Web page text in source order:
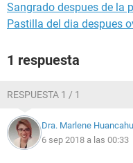
Sangrado despues de la
Pastilla del dia despues
1 respuesta
RESPUESTA 1 / 1
Dra. Marlene
6 sep 2018 a las 00:33